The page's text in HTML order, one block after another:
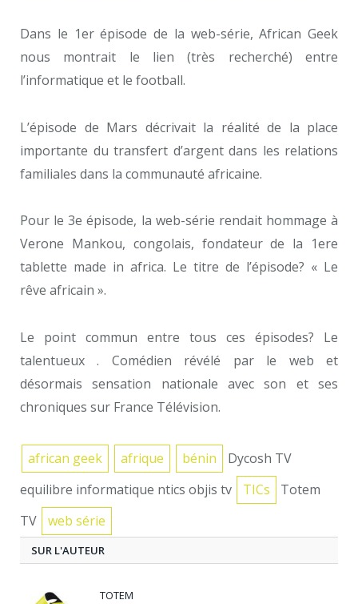
Dans le 1er épisode de la web-série, African Geek
nous montrait le lien (très recherché) entre
l’informatique et le football.
L’épisode de Mars décrivait la réalité de la place
importante du transfert d’argent dans les relations
familiales dans la communauté africaine.
Pour le 3e épisode, la web-série rendait hommage à
Verone Mankou, congolais, fondateur de la 1ere
tablette made in africa. Le titre de l’épisode? « Le
rêve africain ».
Le point commun entre tous ces épisodes? Le
talentueux . Comédien révélé par le web et
désormais sensation nationale avec son et ses
chroniques sur France Télévision.
african geek afrique bénin
Dycosh TV
equilibre informatique ntics objis tv
TICs
Totem
TV
web série
SUR L'AUTEUR
TOTEM